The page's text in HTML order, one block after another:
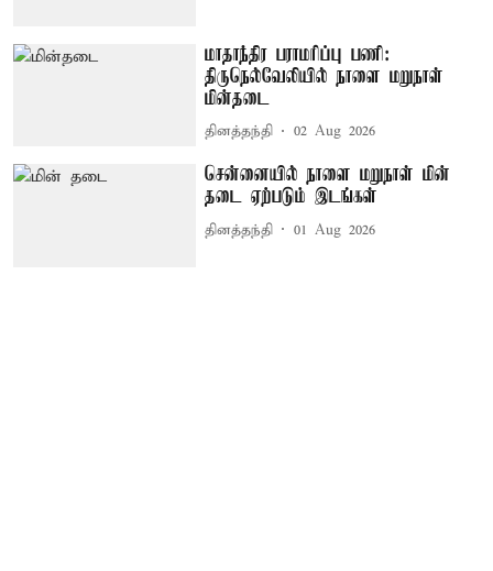
மாதாந்திர பராமரிப்பு பணி:
திருநெல்வேலியில் நாளை மறுநாள்
மின்தடை
தினத்தந்தி 02 Aug 2026
சென்னையில் நாளை மறுநாள் மின்
தடை ஏற்படும் இடங்கள்
தினத்தந்தி 01 Aug 2026